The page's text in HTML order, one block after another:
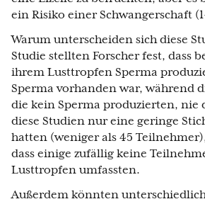
ein Risiko einer Schwangerschaft
Warum unterscheiden sich diese
Studie stellten Forscher fest, dass
ihrem Lusttropfen Sperma
Sperma vorhanden war, während
die kein Sperma produzierten, nie
diese Studien nur eine geringe
hatten (weniger als 45
dass einige zufällig keine
Lusttropfen umfassten.
Außerdem könnten